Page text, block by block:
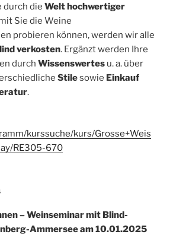
durch die Welt hochwertiger
Sie die Weine
probieren können, werden wir alle
verkosten. Ergänzt werden Ihre
durch Wissenswertes u. a. über
Stilesowie Einkauf
.
kurssuche/kurs/Grosse+Weis
RE305-670
– Weinseminar mit Blind-
Ammersee am 10.01.2025